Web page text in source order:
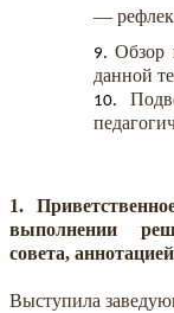
—
Обзор
данной
1.
выполнении
совета,
Выступила